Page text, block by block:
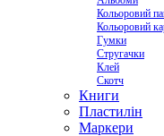
Кольоровий
Кольоровий
Гумки
Стругачки
Клей
Скотч
Книги
Пластилін
Маркери